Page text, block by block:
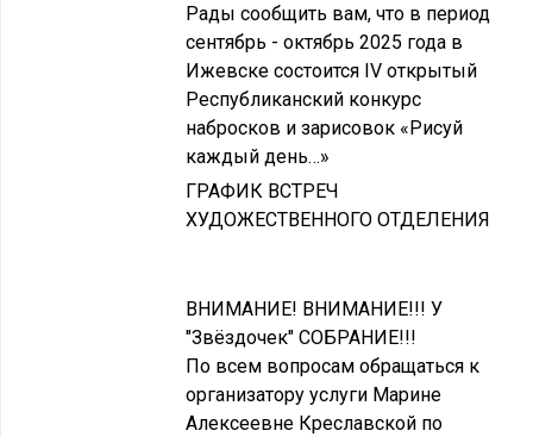
Рады сообщить вам, что в период
сентябрь - октябрь 2025 года в
Ижевске состоится IV открытый
Республиканский конкурс
набросков и зарисовок «Рисуй
каждый день…»
ГРАФИК ВСТРЕЧ
ХУДОЖЕСТВЕННОГО ОТДЕЛЕНИЯ
ВНИМАНИЕ! ВНИМАНИЕ!!! У
"Звёздочек" СОБРАНИЕ!!!
По всем вопросам обращаться к
организатору услуги Марине
Алексеевне Креславской по